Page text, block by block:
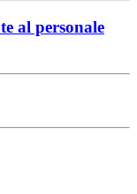
al personale